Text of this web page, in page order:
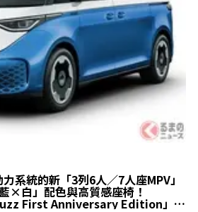
系統的新「3列6人／7人座MPV」
×白」配色與高質感座椅！
First Anniversary Edition」登